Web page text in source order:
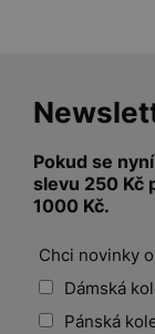
Pokud se
slevu 250 Kč
1000 Kč.
Chci novinky
Dámská
Pánská